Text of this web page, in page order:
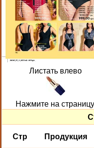
Листать влево
Нажмите на
Стр
Продукция